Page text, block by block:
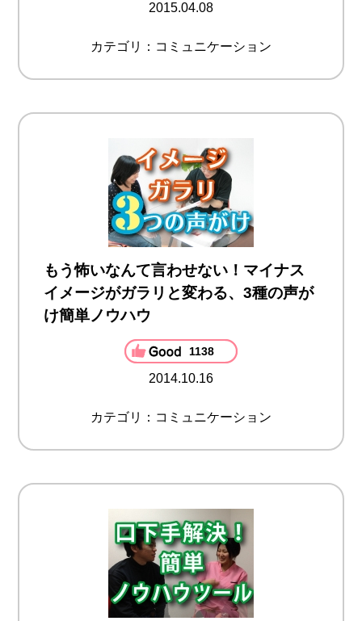
2015.04.08
カテゴリ：コミュニケーション
もう怖いなんて言わせない！マイナス
イメージがガラリと変わる、3種の声が
け簡単ノウハウ
1138
2014.10.16
カテゴリ：コミュニケーション